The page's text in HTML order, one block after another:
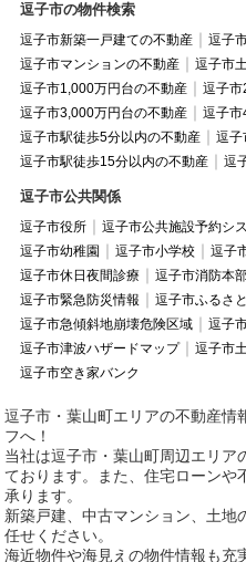
逗子市の物件検索
逗子市新築一戸建ての不動産
逗子
逗子市マンションの不動産
逗子市
逗子市1,000万円台の不動産
逗子市
逗子市3,000万円台の不動産
逗子市
逗子市駅徒歩5分以内の不動産
逗子
逗子市駅徒歩15分以内の不動産
逗
逗子市公共関係
逗子市役所 逗子市公共施設予約シ
逗子市幼稚園
逗子市小学校 逗子
逗子市休日夜間診療
逗子市消防本
逗子市緊急防災情報
逗子市ふるさ
逗子市急傾斜地崩壊危険区域
逗子
逗子市津波ハザードマップ
逗子市
逗子市空き家バンク
逗子市・葉山町エリアの不動産情
フへ！
当社は逗子市・葉山町周辺エリア
ております。また、住宅ローンや
承ります。
新築戸建、中古マンション、土地
任せください。
海近物件や海見えの物件情報も充